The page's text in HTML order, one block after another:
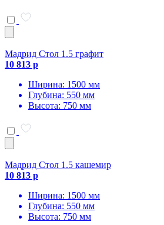
Мадрид Стол 1.5 графит
10 813 р
Ширина: 1500 мм
Глубина: 550 мм
Высота: 750 мм
Мадрид Стол 1.5 кашемир
10 813 р
Ширина: 1500 мм
Глубина: 550 мм
Высота: 750 мм